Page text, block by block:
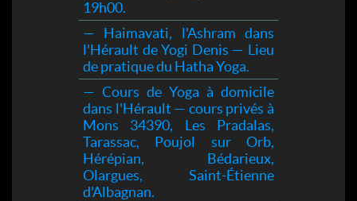
19h00.
— Haimavati, l'Ashram dans
l'Hérault de Yogi Denis — Lieu
de pratique du Hatha Yoga.
— Cours de Yoga à domicile
dans l'Hérault — cours privés à
Mons 34390, Les Pradalas,
Tarassac, Poujol sur Orb,
Hérépian, Bédarieux,
Olargues, Saint-Étienne
d'Albagnan.